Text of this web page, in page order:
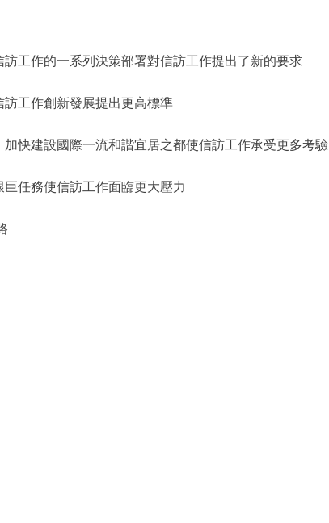
作的一系列決策部署對信訪工作提出了新的要求
工作創新發展提出更高標準
建設國際一流和諧宜居之都使信訪工作承受更多考驗
任務使信訪工作面臨更大壓力